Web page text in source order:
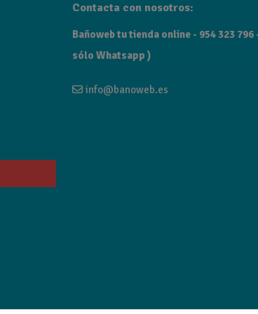
Contacta con nosotros:
Bañoweb tu tienda online - 954 323 796
sólo Whatsapp )
info@banoweb.es